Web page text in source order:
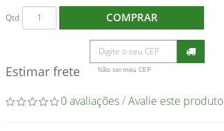
Qtd COMPRAR
Estimar frete Não sei meu CEP
0 avaliações/Avalie este produto